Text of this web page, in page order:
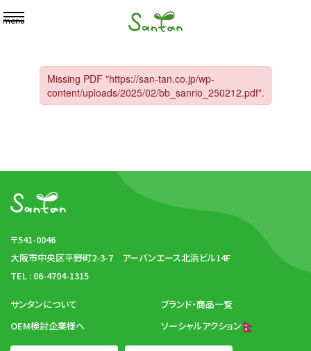
menu
〒541-0046
大阪市中央区平野町2-3-7 アーバンエース北浜ビル14F
TEL : 06-4704-1315
サンタンについて
ブランド・商品一覧
OEM検討企業様へ
ソーシャルアクション